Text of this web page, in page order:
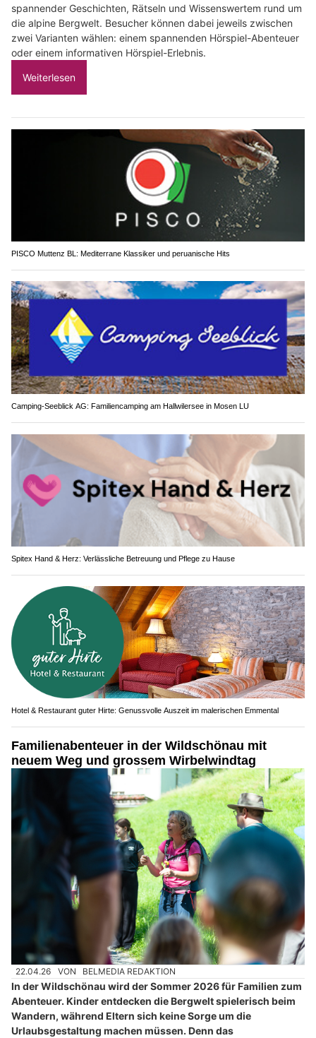
spannender Geschichten, Rätseln und Wissenswertem rund um
die alpine Bergwelt. Besucher können dabei jeweils zwischen
zwei Varianten wählen: einem spannenden Hörspiel-Abenteuer
oder einem informativen Hörspiel-Erlebnis.
Weiterlesen
PISCO Muttenz BL: Mediterrane Klassiker und peruanische Hits
Camping-Seeblick AG: Familiencamping am Hallwilersee in Mosen LU
Spitex Hand & Herz: Verlässliche Betreuung und Pflege zu Hause
Hotel & Restaurant guter Hirte: Genussvolle Auszeit im malerischen Emmental
Familienabenteuer in der Wildschönau mit
neuem Weg und grossem Wirbelwindtag
22.04.26 VON BELMEDIA REDAKTION
In der Wildschönau wird der Sommer 2026 für Familien zum
Abenteuer. Kinder entdecken die Bergwelt spielerisch beim
Wandern, während Eltern sich keine Sorge um die
Urlaubsgestaltung machen müssen. Denn das